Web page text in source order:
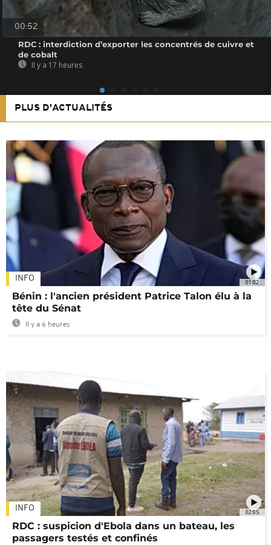
00:52
RDC : interdiction d’exporter les concentrés de cuivre et
de cobalt
Il y a 17 heures
PLUS D'ACTUALITÉS
01:02
INFO
Bénin : l'ancien président Patrice Talon élu à la
tête du Sénat
Il y a 6 heures
02:05
INFO
RDC : suspicion d'Ebola dans un bateau, les
passagers testés et confinés